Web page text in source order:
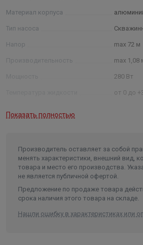
Материал корпуса
Тип насоса
Напор max 72 м
Производительность max 1,08
280 Вт
от 0 до
погружения
Класс защиты IP Х8
Длина в упаковке, см. 31.000
Ширина в упаковке, см. 16.000
Высота в упаковке, см. 12.000
Вес в упаковке, кг 3.383
Показать полностью
Производитель оставляет за собой
менять характеристики, внешний вид,
товара и место его производства.
не является публичной офертой.
Предложение по продаже товара
срока наличия этого товара на складе.
Нашли ошибку в характеристиках или